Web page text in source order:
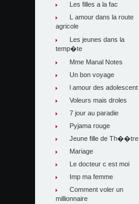
Les filles a la fac
L amour dans la route
agricole
Les jeunes dans la
temp�te
Mme Manal Notes
Un bon voyage
l amour des adolescent
Voleurs mais droles
7 jour au paradie
Pyjama rouge
Jeune fille de Th��tre
Mariage
Le docteur c est moi
Imp ma femme
Comment voler un
millionnaire